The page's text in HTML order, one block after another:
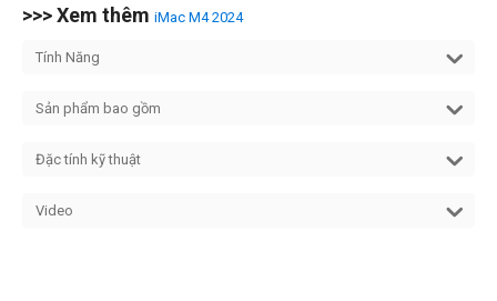
>>> Xem thêm iMac M4 2024
Tính Năng
Sản phẩm bao gồm
Đặc tính kỹ thuật
Video